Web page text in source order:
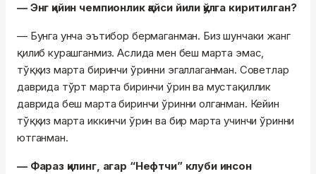
— Энг қийин чемпионлик қайси йили қўлга киритилган?
— Бунга унча эътибор бермаганман. Биз шунчаки жанг
қилиб курашганмиз. Аслида мен беш марта эмас,
тўққиз марта биринчи ўринни эгаллаганман. Советлар
даврида тўрт марта биринчи ўрин ва мустақиллик
даврида беш марта биринчи ўринни олганман. Кейин
тўққиз марта иккинчи ўрин ва бир марта учинчи ўринни
ютганман.
— Фараз қилинг, агар “Нефтчи” клуби инсон